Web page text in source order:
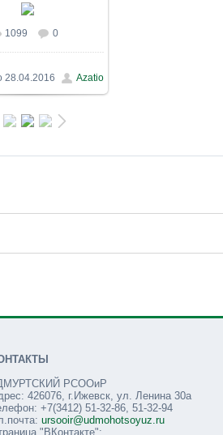
размере
/ 259.4Kb
1099 0
28.04.2016 Azatio
РСООиР
426076, г.Ижевск, ул. Ленина 30а
+7(3412) 51-32-86, 51-32-94
ursooir@udmohotsoyuz.ru
"ВКонтакте":